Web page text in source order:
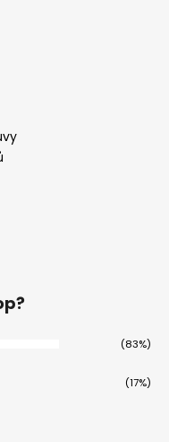
(83%)
(17%)